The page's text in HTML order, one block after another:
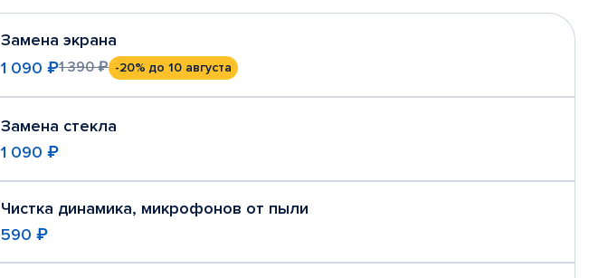
Замена экрана
1 090 ₽1 390 ₽ -20% до 10 августа
Замена стекла
1 090 ₽
Чистка динамика, микрофонов от пыли
590 ₽